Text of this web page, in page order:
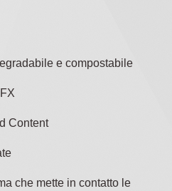
e compostabile
Content
che mette in contatto le